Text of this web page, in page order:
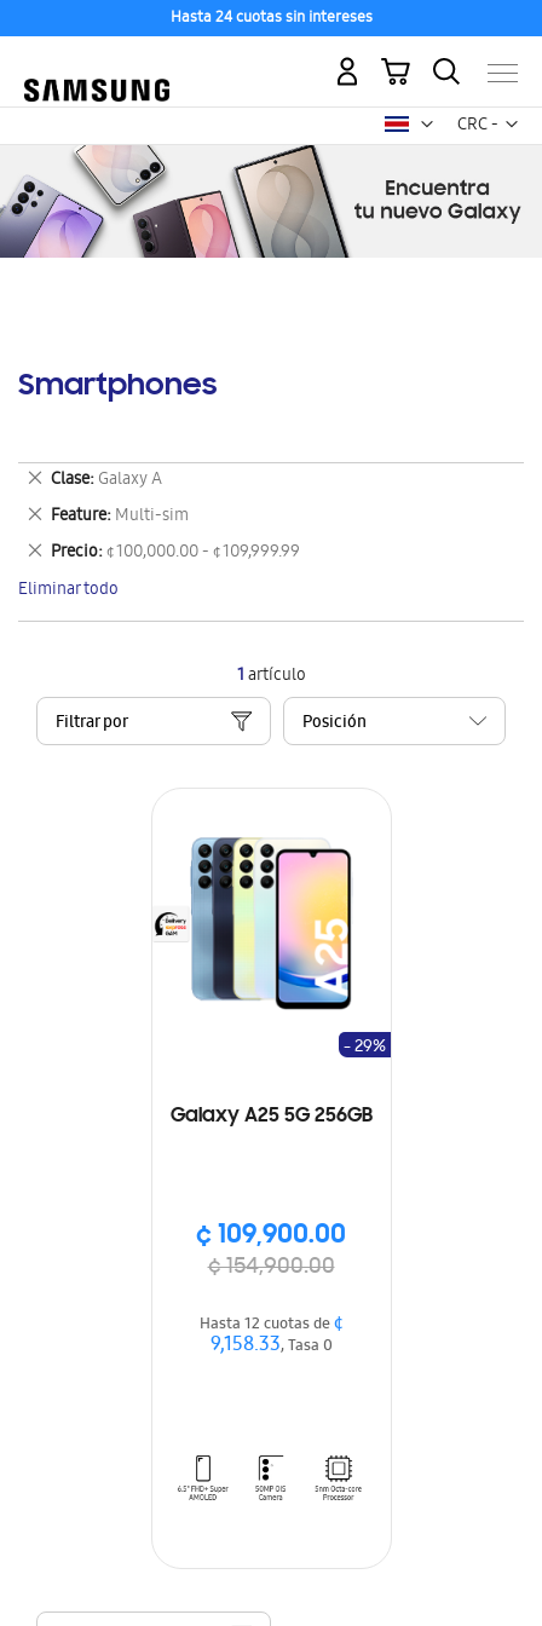
Hasta 24 cuotas sin intereses
CRC -
colón
Mi carrito
Smartphones
1artículo
Filtrar por
Galaxy A25 5G 256GB
¢ 109,900.00
¢ 154,900.00
- 29%
Hasta 12 cuotas de¢
9,158.33, Tasa 0
Clase Galaxy A
Eliminar
este
artículo
Feature Multi-sim
Eliminar
este
artículo
Precio ¢ 100,000.00 - ¢ 109,999.99
Eliminar
este
artículo
Eliminar todo